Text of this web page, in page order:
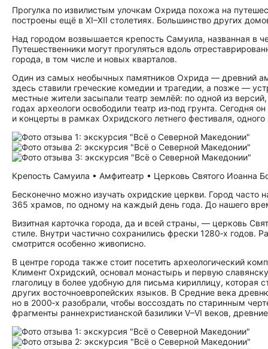
Прогулка по извилистым улочкам Охрида похожа на
построены ещё в XI–XII столетиях. Большинство других
Над городом возвышается крепость Самуила, названная в
Путешественники могут прогуляться вдоль
города, в том числе и новых кварталов.
Один из самых необычных памятников Охрида — древний
здесь ставили греческие комедии и трагедии, а позже —
местные жители засыпали театр землёй: по одной из
годах археологи освободили театр из‑под грунта. Сегодня
и концерты в рамках Охридского летнего фестиваля,
Крепость Самуила • Амфитеатр • Церковь Святого Иоанна
Бесконечно можно изучать охридские церкви. Город
365 храмов, по одному на каждый день года. До нашего
Визитная карточка города, да и всей страны, — церковь
стиле. Внутри частично сохранились фрески 1280‑х
смотрится особенно живописно.
В центре города также стоит посетить археологический
Климент Охридский, основал монастырь и первую
глаголицу в более удобную для письма кириллицу, которая
других восточноевропейских языков. В Средние века
но в 2000‑х разобрали, чтобы воссоздать по старинным
фрагменты раннехристианской базилики V–VI веков,